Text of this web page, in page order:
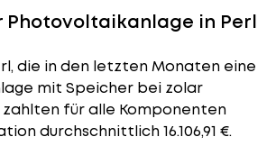
Photovoltaikanlage in Perl
die in den letzten Monaten eine
mit Speicher bei zolar
für alle Komponenten
durchschnittlich 16.106,91 €.